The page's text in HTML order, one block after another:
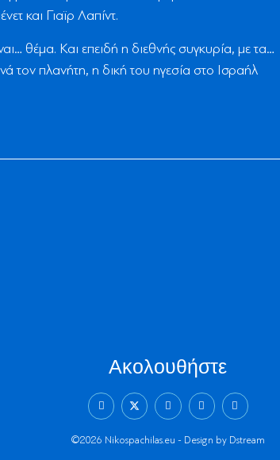
και Γιαϊρ Λαπίντ.
θέμα. Και επειδή η διεθνής συγκυρία, με τα…
τον πλανήτη, η δική του ηγεσία στο Ισραήλ
Ακολουθήστε
©2026 Nikospachilas.eu - Design by Dstream